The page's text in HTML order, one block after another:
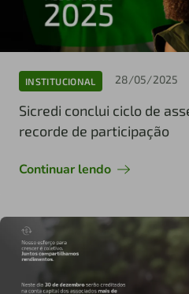
INSTITUCIONAL 28/05/2025
Sicredi conclui ciclo de
recorde de participação
Continuar lendo